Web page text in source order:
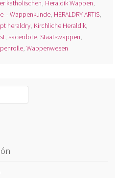
katholischen, Heraldik Wappen,
- Wappenkunde, HERALDRY ARTIS,
heraldry, Kirchliche Heraldik,
, sacerdote,Staatswappen,
,Wappenwesen